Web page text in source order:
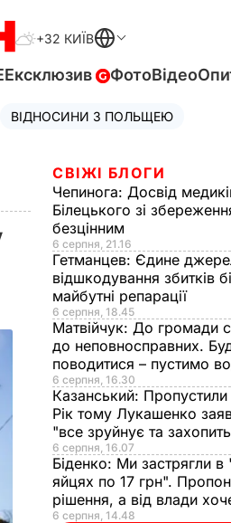
+32 КИЇВ
Ексклюзив ФотоВідео
ВІДНОСИНИ З ПОЛЬЩЕЮ
СВІЖІ БЛОГИ
Чепинога: Досвід
Білецького зі
безцінним
6 серпня, 21.16
Гетманцев: Єдине
відшкодування збитків
майбутні репарації
6 серпня, 18.45
Матвійчук: До громади
до неповносправних.
поводитися – пустимо
6 серпня, 16.30
Казанський: Пропустили
Рік тому Лукашенко
"все зруйнує та
6 серпня, 16.07
Біденко: Ми застрягли в
яйцях по 17 грн".
рішення, а від влади
6 серпня, 14.48